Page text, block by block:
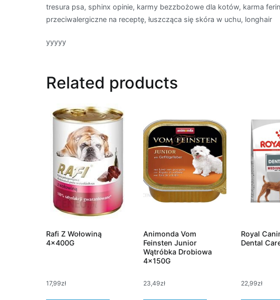
tresura psa, sphinx opinie, karmy bezzbożowe dla kotów, karma
przeciwalergiczne na receptę, łuszcząca się skóra w uchu, longhair
yyyyy
Related products
Rafi Z Wołowiną
4x400G
17,99zł
Animonda Vom
Feinsten Junior
Wątróbka Drobiowa
4x150G
23,49zł
Royal
Dental
22,99zł